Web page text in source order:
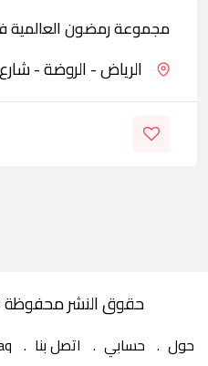
مجموعة رمضون العالمية
الرياض - الروضة - شارع
حقوق النشر محفوظة ©
حول حسابي اتصل بنا